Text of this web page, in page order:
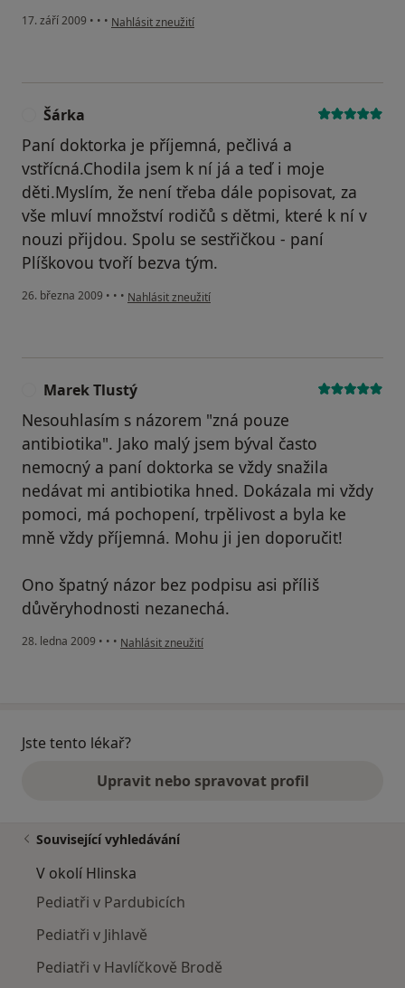
17. září 2009 • • • podle názoru uživatele kolegině
Nahlásit zneužití
Šárka
Paní doktorka je příjemná, pečlivá a
vstřícná.Chodila jsem k ní já a teď i moje
děti.Myslím, že není třeba dále popisovat, za
vše mluví množství rodičů s dětmi, které k ní v
nouzi přijdou. Spolu se sestřičkou - paní
Plíškovou tvoří bezva tým.
26. března 2009 • • • podle názoru uživatele Šárka
Nahlásit zneužití
Marek Tlustý
Nesouhlasím s názorem "zná pouze
antibiotika". Jako malý jsem býval často
nemocný a paní doktorka se vždy snažila
nedávat mi antibiotika hned. Dokázala mi vždy
pomoci, má pochopení, trpělivost a byla ke
mně vždy příjemná. Mohu ji jen doporučit!
Ono špatný názor bez podpisu asi příliš
důvěryhodnosti nezanechá.
28. ledna 2009 • • • podle názoru uživatele Marek Tlustý
Nahlásit zneužití
Jste tento lékař?
Upravit nebo spravovat profil
Související vyhledávání
V okolí Hlinska
Pediatři v Pardubicích
Pediatři v Jihlavě
Pediatři v Havlíčkově Brodě